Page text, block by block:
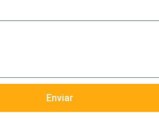
Enviar